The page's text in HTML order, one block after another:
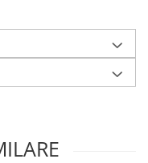
suport pentru lame.
fi trepte, balustrade,